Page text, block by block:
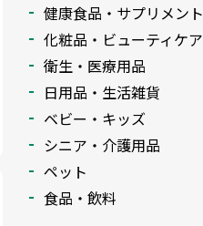
健康食品・サプリメント
化粧品・ビューティケア
衛生・医療用品
日用品・生活雑貨
ベビー・キッズ
シニア・介護用品
ペット
食品・飲料